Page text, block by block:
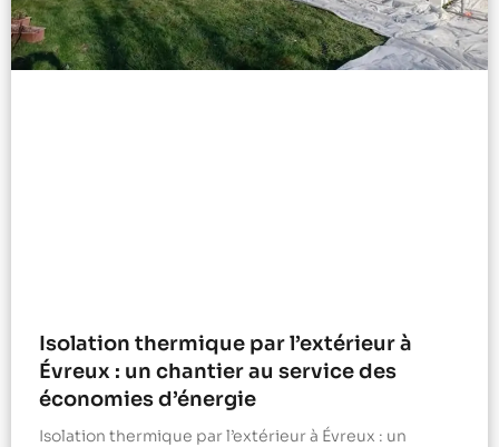
Isolation thermique par l’extérieur à
Évreux : un chantier au service des
économies d’énergie
Isolation thermique par l’extérieur à Évreux : un